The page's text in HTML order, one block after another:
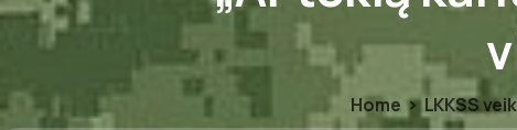
Home LKKSS